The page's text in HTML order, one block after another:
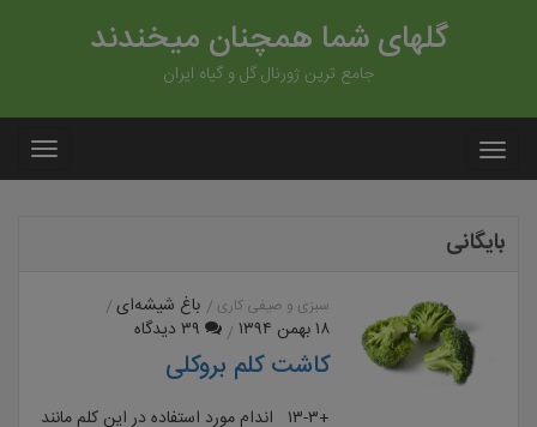
گلهای شما همچنان میخندند
جامع ترین ژورنال گل و گیاه ایران
بایگانی
سبزی و صیفی کاری
باغ شیشه‌ای
۱۸ بهمن ۱۳۹۴
۳۹ دیدگاه
کاشت کلم بروکلی
+۱۳-۳ اندام مورد استفاده در این کلم مانند